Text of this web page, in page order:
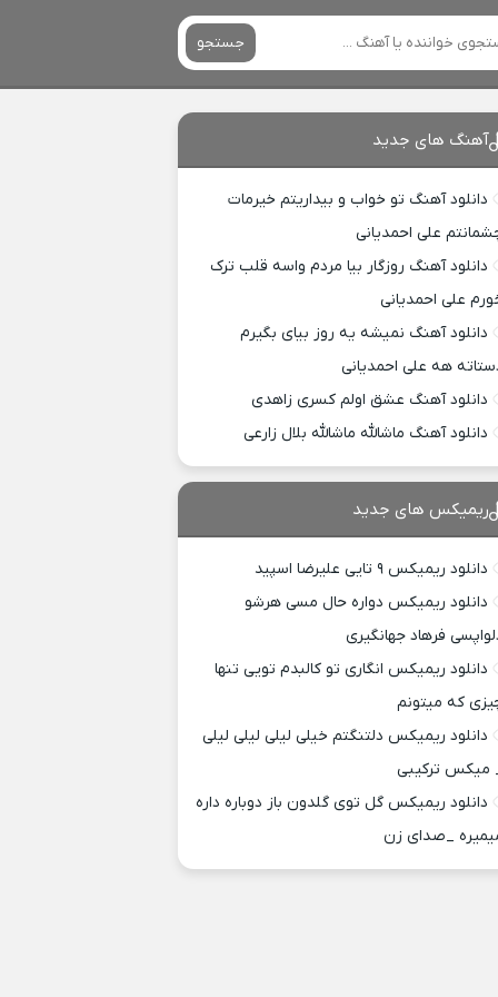
جستجو
آهنگ های جدید
دانلود آهنگ تو خواب و بیداریتم خیرمات
علی احمدیانی
دانلود آهنگ روزگار بیا مردم واسه قلب ترک
علی احمدیانی
دانلود آهنگ نمیشه یه روز بیای بگیرم
هه علی احمدیانی
دانلود آهنگ عشق اولم کسری زاهدی
دانلود آهنگ ماشالله ماشالله بلال زارعی
ریمیکس های جدید
دانلود ریمیکس ۹ تایی علیرضا اسپید
دانلود ریمیکس دواره حال مسی هرشو
فرهاد جهانگیری
دانلود ریمیکس انگاری تو کالبدم تویی تنها
که میتونم
دانلود ریمیکس دلتنگتم خیلی لیلی لیلی لیلی
میکس ترکیبی
دانلود ریمیکس گل توی گلدون باز دوباره داره
_صدای زن